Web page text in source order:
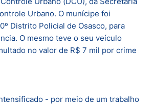
Urbano. O munícipe foi
Distrito Policial de Osasco, para
O mesmo teve o seu veículo
no valor de R$ 7 mil por crime
- por meio de um trabalho